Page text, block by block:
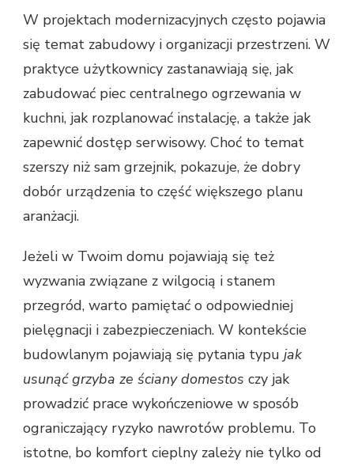
W projektach modernizacyjnych często pojawia
się temat zabudowy i organizacji przestrzeni. W
praktyce użytkownicy zastanawiają się, jak
zabudować piec centralnego ogrzewania w
kuchni, jak rozplanować instalację, a także jak
zapewnić dostęp serwisowy. Choć to temat
szerszy niż sam grzejnik, pokazuje, że dobry
dobór urządzenia to część większego planu
aranżacji.
Jeżeli w Twoim domu pojawiają się też
wyzwania związane z wilgocią i stanem
przegród, warto pamiętać o odpowiedniej
pielęgnacji i zabezpieczeniach. W kontekście
budowlanym pojawiają się pytania typu jak
usunąć grzyba ze ściany domestos czy jak
prowadzić prace wykończeniowe w sposób
ograniczający ryzyko nawrotów problemu. To
istotne, bo komfort cieplny zależy nie tylko od